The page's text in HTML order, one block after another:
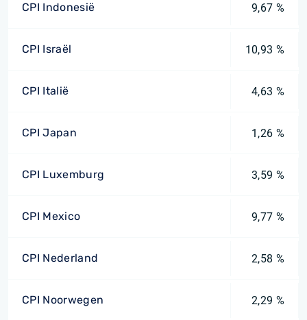
CPI Indonesië 9,67 %
CPI Israël 10,93 %
CPI Italië 4,63 %
CPI Japan 1,26 %
CPI Luxemburg 3,59 %
CPI Mexico 9,77 %
CPI Nederland 2,58 %
CPI Noorwegen 2,29 %